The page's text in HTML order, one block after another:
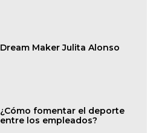
Dream Maker Julita Alonso
¿Cómo fomentar el deporte
entre los empleados?